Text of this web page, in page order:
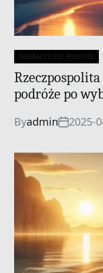
Categories
NADBAŁTYCKIE PODRÓŻE
Rzeczpospolita
podróże po
Byadmin 2025-